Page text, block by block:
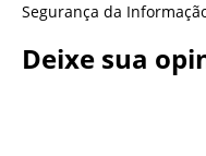
Segurança da
Deixe sua